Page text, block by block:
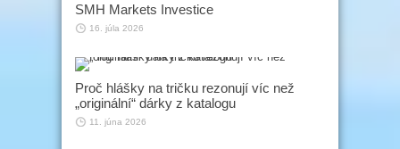
SMH Markets Investice
16. júla 2026
Proč hlášky na tričku rezonují víc než
„originální“ dárky z katalogu
11. júna 2026